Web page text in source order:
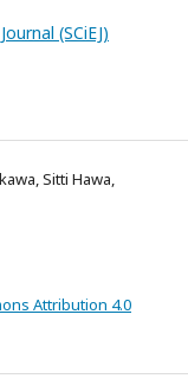
(SCiEJ)
Sitti Hawa,
Attribution 4.0